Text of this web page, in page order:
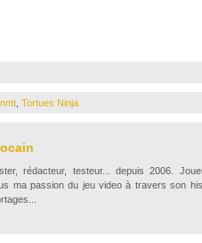
Tortues Ninja
rédacteur, testeur... depuis 2006.
ma passion du jeu video à travers son